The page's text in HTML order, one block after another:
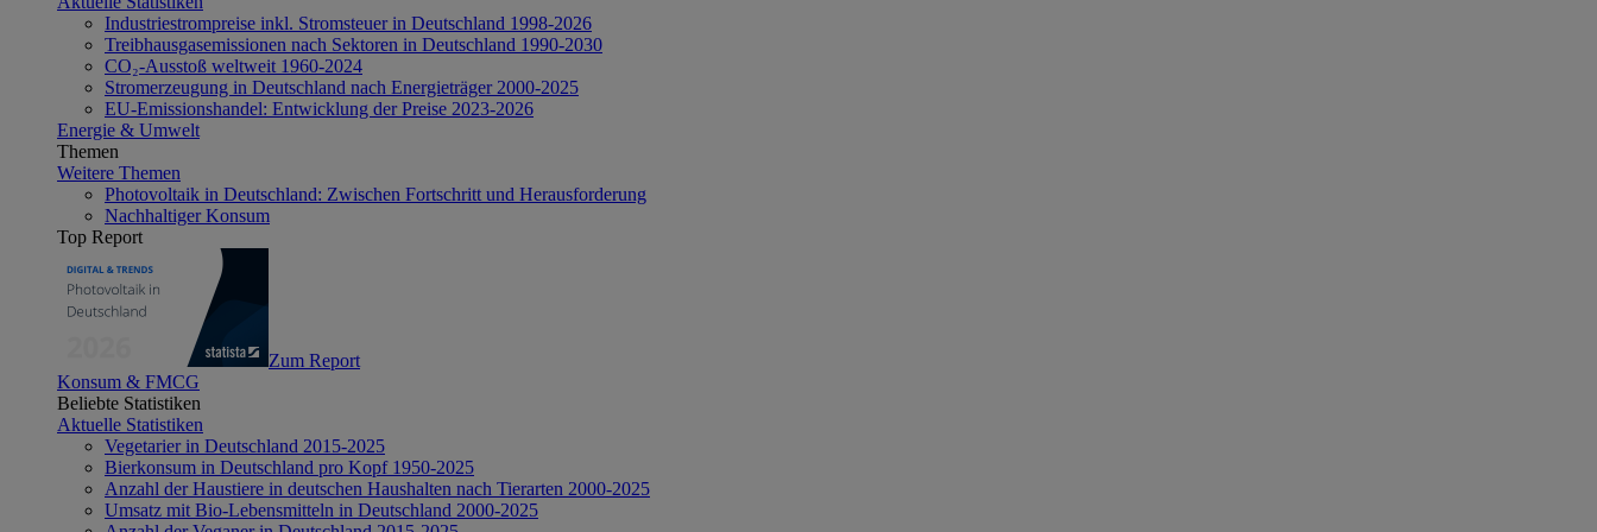
Industriestrompreise inkl. Stromsteuer in Deutschland 1998-2026
Treibhausgasemissionen nach Sektoren in Deutschland 1990-2030
CO₂-Ausstoß weltweit 1960-2024
Stromerzeugung in Deutschland nach Energieträger 2000-2025
EU-Emissionshandel: Entwicklung der Preise 2023-2026
Energie & Umwelt
Themen
Weitere Themen
Photovoltaik in Deutschland: Zwischen Fortschritt und Herausforderung
Nachhaltiger Konsum
Top Report
Zum Report
Konsum & FMCG
Beliebte Statistiken
Aktuelle Statistiken
Vegetarier in Deutschland 2015-2025
Bierkonsum in Deutschland pro Kopf 1950-2025
Anzahl der Haustiere in deutschen Haushalten nach Tierarten 2000-2025
Umsatz mit Bio-Lebensmitteln in Deutschland 2000-2025